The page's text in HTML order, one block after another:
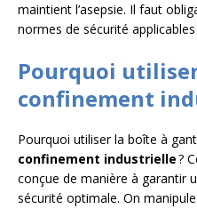
maintient l’asepsie. Il faut
normes de sécurité
Pourquoi
confinement
Pourquoi utiliser la boîte à
confinement industrielle?
conçue de manière à garantir
sécurité optimale. On